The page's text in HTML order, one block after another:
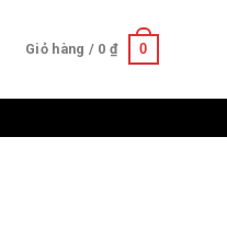
Giỏ hàng / 0 ₫ 0